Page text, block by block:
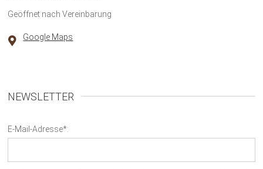
Geöffnet nach Vereinbarung
Google Maps
NEWSLETTER
E-Mail-Adresse*: